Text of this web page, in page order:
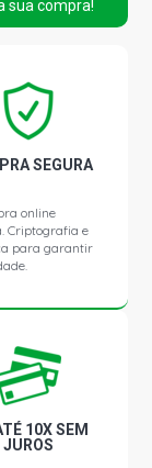
sua compra!
SEGURA
online
Criptografia e
para garantir
10X SEM
JUROS